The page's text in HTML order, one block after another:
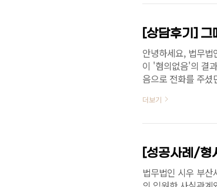
다. 이는 단순히 사
보여주는 의미 ..
안녕하세요, 법무
이 '혐의없음'의 결
음으로 전화를 주
각하며 최선을 다했
수 있도록 묵묵히
더보기
법무법인 시우 부